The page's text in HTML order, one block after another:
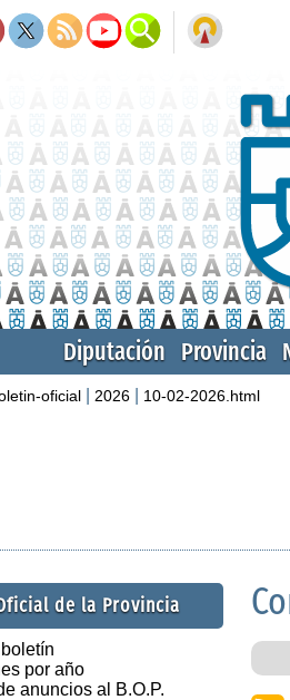
Diputación Provincia
oficial 2026 10-02-2026.html
de la Provincia
por año
anuncios al B.O.P.